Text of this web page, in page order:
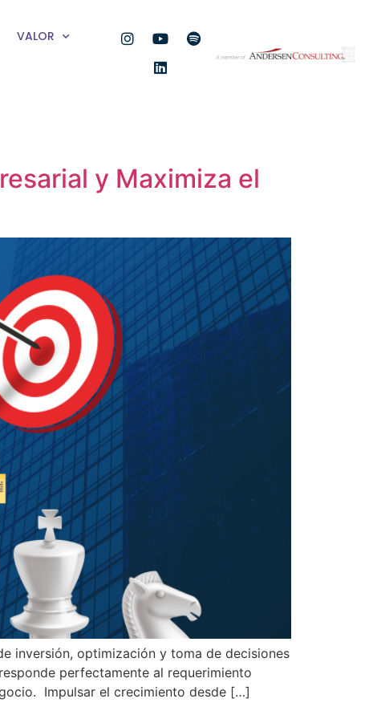
VALOR
y Maximiza el
inversión, optimización y toma de decisiones
perfectamente al requerimiento
Impulsar el crecimiento desde […]